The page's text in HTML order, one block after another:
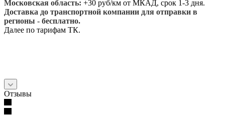
Московская область: +30 руб/км от МКАД, срок 1-3 дня.
Доставка до транспортной компании для отправки в
регионы - бесплатно.
Далее по тарифам ТК.
Отзывы